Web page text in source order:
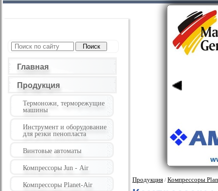
Главная
Продукция
Термоножи, терморежущие
машины
Инструмент и оборудование
для резки пенопласта
Винтовые автоматы
Компрессоры Jun - Air
Компрессоры Planet-Air
Продукция / Компрессоры